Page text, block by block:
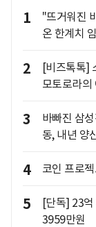
1
"뜨거워진
온 한계치
2
[비즈톡톡]
모토로라의
3
바빠진 삼
동, 내년 양
4 코인 프로
5
[단독] 23
3959만원